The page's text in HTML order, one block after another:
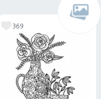
369